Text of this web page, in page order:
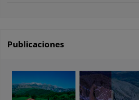
Publicaciones